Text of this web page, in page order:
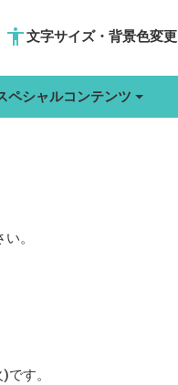
accessibility文字サイズ・背景色変更
ペシャルコンテンツ
。
す。